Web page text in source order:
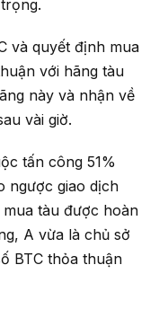
và quyết định mua
với hãng tàu
này và nhận về
vài giờ.
tấn công 51%
ngược giao dịch
tàu được hoàn
A vừa là chủ sở
BTC thỏa thuận